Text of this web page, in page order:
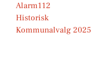
Alarm112
Historisk
Kommunalvalg 2025